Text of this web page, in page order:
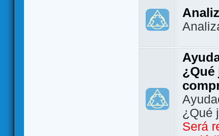
¿Qué
¿Qué
Será